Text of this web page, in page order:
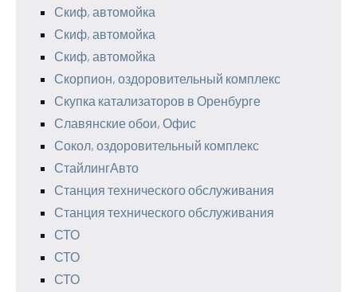
Скиф, автомойка
Скиф, автомойка
Скиф, автомойка
Скорпион, оздоровительный комплекс
Скупка катализаторов в Оренбурге
Славянские обои, Офис
Сокол, оздоровительный комплекс
СтайлингАвто
Станция технического обслуживания
Станция технического обслуживания
СТО
СТО
СТО